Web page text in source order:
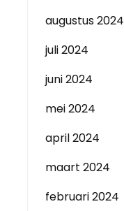
augustus 2024
juli 2024
juni 2024
mei 2024
april 2024
maart 2024
februari 2024